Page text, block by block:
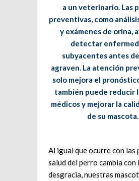
a un veterinario. Las
preventivas, como
y exámenes de orina,
detectar
subyacentes antes
agraven. La atención
solo mejora el
también puede reducir
médicos y mejorar la
de su mascota.
Al igual que ocurre con las
salud del perro cambia con
desgracia, nuestras